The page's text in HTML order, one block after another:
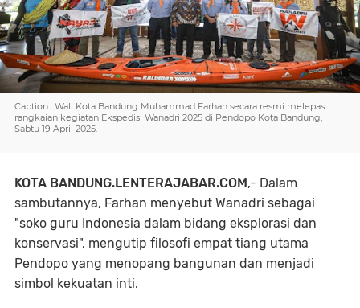
Caption : Wali Kota Bandung Muhammad Farhan secara resmi melepas
rangkaian kegiatan Ekspedisi Wanadri 2025 di Pendopo Kota Bandung,
Sabtu 19 April 2025.
KOTA BANDUNG.LENTERAJABAR.COM,- Dalam
sambutannya, Farhan menyebut Wanadri sebagai
"soko guru Indonesia dalam bidang eksplorasi dan
konservasi", mengutip filosofi empat tiang utama
Pendopo yang menopang bangunan dan menjadi
simbol kekuatan inti.